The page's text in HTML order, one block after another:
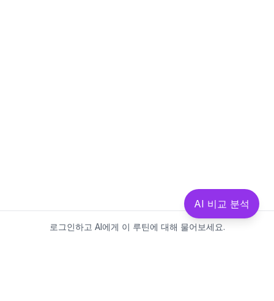
로그인하고 AI에게 이 루틴에 대해 물어보세요.
AI 비교 분석